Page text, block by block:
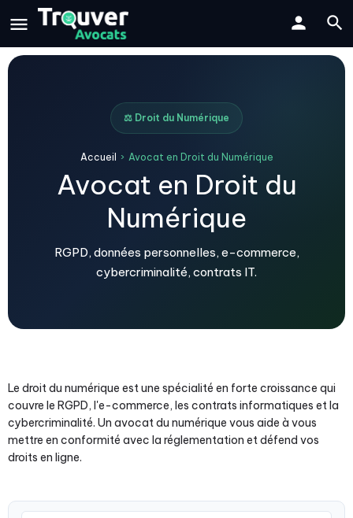
⚖️ Droit du Numérique
Accueil › Avocat en Droit du Numérique
Avocat en Droit du
Numérique
RGPD, données personnelles, e-commerce,
cybercriminalité, contrats IT.
Le droit du numérique est une spécialité en forte croissance qui
couvre le RGPD, l'e-commerce, les contrats informatiques et la
cybercriminalité. Un avocat du numérique vous aide à vous
mettre en conformité avec la réglementation et défend vos
droits en ligne.